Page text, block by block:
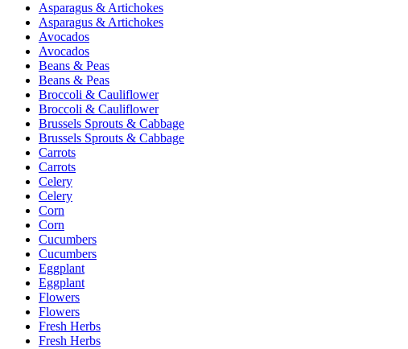
Asparagus & Artichokes
Asparagus & Artichokes
Avocados
Avocados
Beans & Peas
Beans & Peas
Broccoli & Cauliflower
Broccoli & Cauliflower
Brussels Sprouts & Cabbage
Brussels Sprouts & Cabbage
Carrots
Carrots
Celery
Celery
Corn
Corn
Cucumbers
Cucumbers
Eggplant
Eggplant
Flowers
Flowers
Fresh Herbs
Fresh Herbs